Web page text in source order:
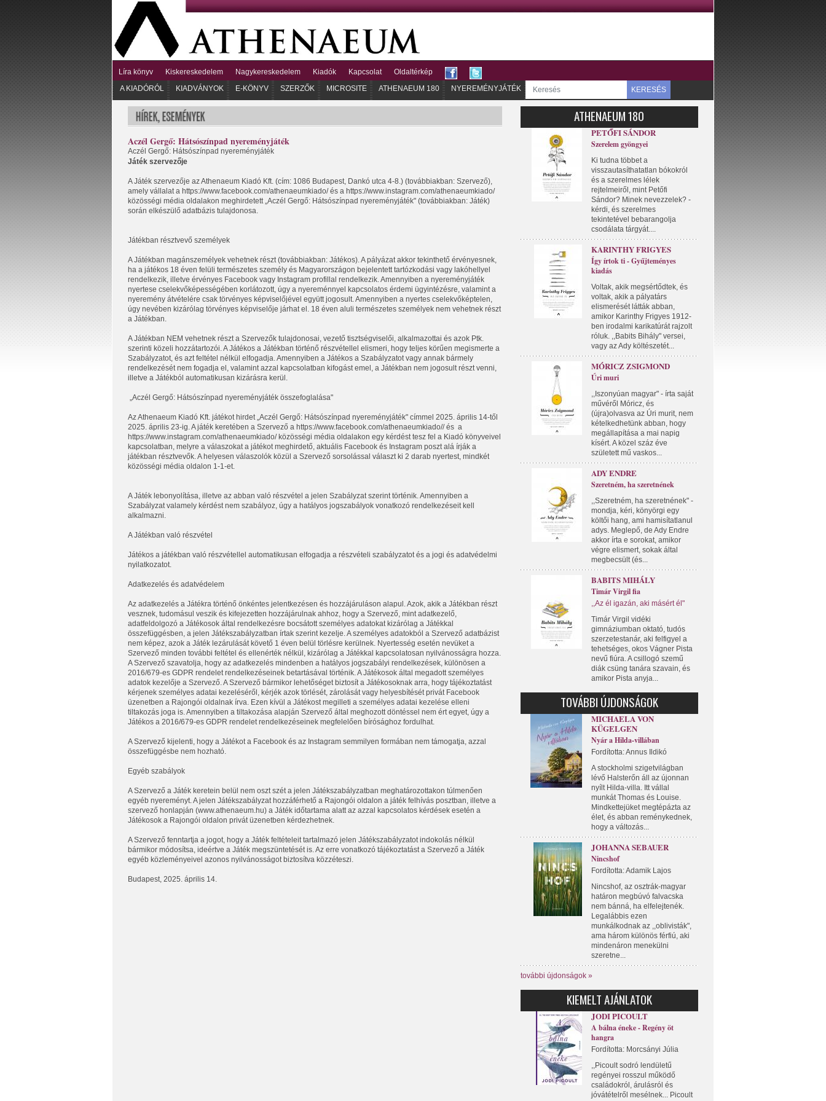
Líra könyv Kiskereskedelem Nagykereskedelem Kiadók Kapcsolat
Oldaltérkép
A KIADÓRÓL
KIADVÁNYOK E-KÖNYV SZERZŐK MICROSITE ATHENAEUM 180 NYEREMÉNYJÁTÉK KERESÉS
Aczél Gergő: Hátsószínpad nyereményjáték
Aczél Gergő: Hátsószínpad nyereményjáték
Játék szervezője
A Játék szervezője az Athenaeum Kiadó Kft. (cím: 1086 Budapest, Dankó utca 4-8.) (továbbiakban: Szervező),
amely vállalat a https://www.facebook.com/athenaeumkiado/ és a https://www.instagram.com/athenaeumkiado/
közösségi média oldalakon meghirdetett„Aczél Gergő: Hátsószínpad nyereményjáték" (továbbiakban: Játék)
során elkészülő adatbázis tulajdonosa.
Játékban résztvevő személyek
A Játékban magánszemélyek vehetnek részt (továbbiakban: Játékos). A pályázat akkor tekinthető érvényesnek,
ha a játékos 18 éven felüli természetes személy és Magyarországon bejelentett tartózkodási vagy lakóhellyel
rendelkezik, illetve érvényes Facebook vagy Instagram profillal rendelkezik. Amennyiben a nyereményjáték
nyertese cselekvőképességében korlátozott, úgy a nyereménnyel kapcsolatos érdemi ügyintézésre, valamint a
nyeremény átvételére csak törvényes képviselőjével együtt jogosult. Amennyiben a nyertes cselekvőképtelen,
úgy nevében kizárólag törvényes képviselője járhat el. 18 éven aluli természetes személyek nem vehetnek részt
a Játékban.
A Játékban NEM vehetnek részt a Szervezők tulajdonosai, vezető tisztségviselői, alkalmazottai és azok Ptk.
szerinti közeli hozzátartozói. A Játékos a Játékban történő részvétellel elismeri, hogy teljes körűen megismerte a
Szabályzatot, és azt feltétel nélkül elfogadja. Amennyiben a Játékos a Szabályzatot vagy annak bármely
rendelkezését nem fogadja el, valamint azzal kapcsolatban kifogást emel, a Játékban nem jogosult részt venni,
illetve a Játékból automatikusan kizárásra kerül.
„Aczél Gergő: Hátsószínpad nyereményjáték összefoglalása"
Az Athenaeum Kiadó Kft. játékot hirdet „Aczél Gergő: Hátsószínpad nyereményjáték" címmel 2025. április 14-től
2025. április 23-ig. A játék keretében a Szervező a https://www.facebook.com/athenaeumkiado// és a
https://www.instagram.com/athenaeumkiado/ közösségi média oldalakon egy kérdést tesz fel a Kiadó könyveivel
kapcsolatban, melyre a válaszokat a játékot meghirdető, aktuális Facebook és Instagram poszt alá írják a
játékban résztvevők. A helyesen válaszolók közül a Szervező sorsolással választ ki 2 darab nyertest, mindkét
közösségi média oldalon 1-1-et.
A Játék lebonyolítása, illetve az abban való részvétel a jelen Szabályzat szerint történik. Amennyiben a
Szabályzat valamely kérdést nem szabályoz, úgy a hatályos jogszabályok vonatkozó rendelkezéseit kell
alkalmazni.
A Játékban való részvétel
Játékos a játékban való részvétellel automatikusan elfogadja a részvételi szabályzatot és a jogi és adatvédelmi
nyilatkozatot.
Adatkezelés és adatvédelem
Az adatkezelés a Játékra történő önkéntes jelentkezésen és hozzájáruláson alapul. Azok, akik a Játékban részt
vesznek, tudomásul veszik és kifejezetten hozzájárulnak ahhoz, hogy a Szervező, mint adatkezelő,
adatfeldolgozó a Játékosok által rendelkezésre bocsátott személyes adatokat kizárólag a Játékkal
összefüggésben, a jelen Játékszabályzatban írtak szerint kezelje. A személyes adatokból a Szervező adatbázist
nem képez, azok a Játék lezárulását követő 1 éven belül törlésre kerülnek. Nyertesség esetén nevüket a
Szervező minden további feltétel és ellenérték nélkül, kizárólag a Játékkal kapcsolatosan nyilvánosságra hozza.
A Szervező szavatolja, hogy az adatkezelés mindenben a hatályos jogszabályi rendelkezések, különösen a
2016/679-es GDPR rendelet rendelkezéseinek betartásával történik. A Játékosok által megadott személyes
adatok kezelője a Szervező. A Szervező bármikor lehetőséget biztosít a Játékosoknak arra, hogy tájékoztatást
kérjenek személyes adatai kezeléséről, kérjék azok törlését, zárolását vagy helyesbítését privát Facebook
üzenetben a Rajongói oldalnak írva. Ezen kívül a Játékost megilleti a személyes adatai kezelése elleni
tiltakozás joga is. Amennyiben a tiltakozása alapján Szervező által meghozott döntéssel nem ért egyet, úgy a
Játékos a 2016/679-es GDPR rendelet rendelkezéseinek megfelelően bírósághoz fordulhat.
A Szervező kijelenti, hogy a Játékot a Facebook és az Instagram semmilyen formában nem támogatja, azzal
összefüggésbe nem hozható.
Egyéb szabályok
A Szervező a Játék keretein belül nem oszt szét a jelen Játékszabályzatban meghatározottakon túlmenően
egyéb nyereményt. A jelen Játékszabályzat hozzáférhető a Rajongói oldalon a játék felhívás posztban, illetve a
szervező honlapján (www.athenaeum.hu) a Játék időtartama alatt az azzal kapcsolatos kérdések esetén a
Játékosok a Rajongói oldalon privát üzenetben kérdezhetnek.
A Szervező fenntartja a jogot, hogy a Játék feltételeit tartalmazó jelen Játékszabályzatot indokolás nélkül
bármikor módosítsa, ideértve a Játék megszüntetését is. Az erre vonatkozó tájékoztatást a Szervező a Játék
egyéb közleményeivel azonos nyilvánosságot biztosítva közzéteszi.
Budapest, 2025. április 14.
ATHENAEUM 180
PETŐFI SÁNDOR
Szerelem gyöngyei
Ki tudna többet a
visszautasíthatatlan bókokról
és a szerelmes lélek
rejtelmeiről, mint Petőfi
Sándor? Minek nevezzelek? -
kérdi, és szerelmes
tekintetével bebarangolja
csodálata tárgyát....
KARINTHY FRIGYES
Így írtok ti - Gyűjteményes
kiadás
Voltak, akik megsértődtek, és
voltak, akik a pályatárs
elismerését látták abban,
amikor Karinthy Frigyes 1912-
ben irodalmi karikatúrát rajzolt
róluk. ,,Babits Bihály" versei,
vagy az Ady költészetét...
MÓRICZ ZSIGMOND
Úri muri
,,Iszonyúan magyar" - írta saját
művéről Móricz, és
(újra)olvasva az Úri murit, nem
kételkedhetünk abban, hogy
megállapítása a mai napig
kísért. A közel száz éve
született mű vaskos...
ADY ENDRE
Szeretném, ha szeretnének
,,Szeretném, ha szeretnének" -
mondja, kéri, könyörgi egy
költői hang, ami hamisítatlanul
adys. Meglepő, de Ady Endre
akkor írta e sorokat, amikor
végre elismert, sokak által
megbecsült (és...
BABITS MIHÁLY
Timár Virgil fia
,,Az él igazán, aki másért él"
Timár Virgil vidéki
gimnáziumban oktató, tudós
szerzetestanár, aki felfigyel a
tehetséges, okos Vágner Pista
nevű fiúra. A csillogó szemű
diák csüng tanára szavain, és
amikor Pista anyja...
TOVÁBBI ÚJDONSÁGOK
MICHAELA VON
KÜGELGEN
Nyár a Hilda-villában
Fordította: Annus Ildikó
A stockholmi szigetvilágban
lévő Halsterőn áll az újonnan
nyílt Hilda-villa. Itt vállal
munkát Thomas és Louise.
Mindkettejüket megtépázta az
élet, és abban reménykednek,
hogy a változás...
JOHANNA SEBAUER
Nincshof
Fordította: Adamik Lajos
Nincshof, az osztrák-magyar
határon megbúvó falvacska
nem bánná, ha elfelejtenék.
Legalábbis ezen
munkálkodnak az ,,oblivisták",
ama három különös férfiú, aki
mindenáron menekülni
szeretne...
további újdonságok »
KIEMELT AJÁNLATOK
JODI PICOULT
A bálna éneke - Regény öt
hangra
Fordította: Morcsányi Júlia
,,Picoult sodró lendületű
regényei rosszul működő
családokról, árulásról és
jóvátételről mesélnek... Picoult